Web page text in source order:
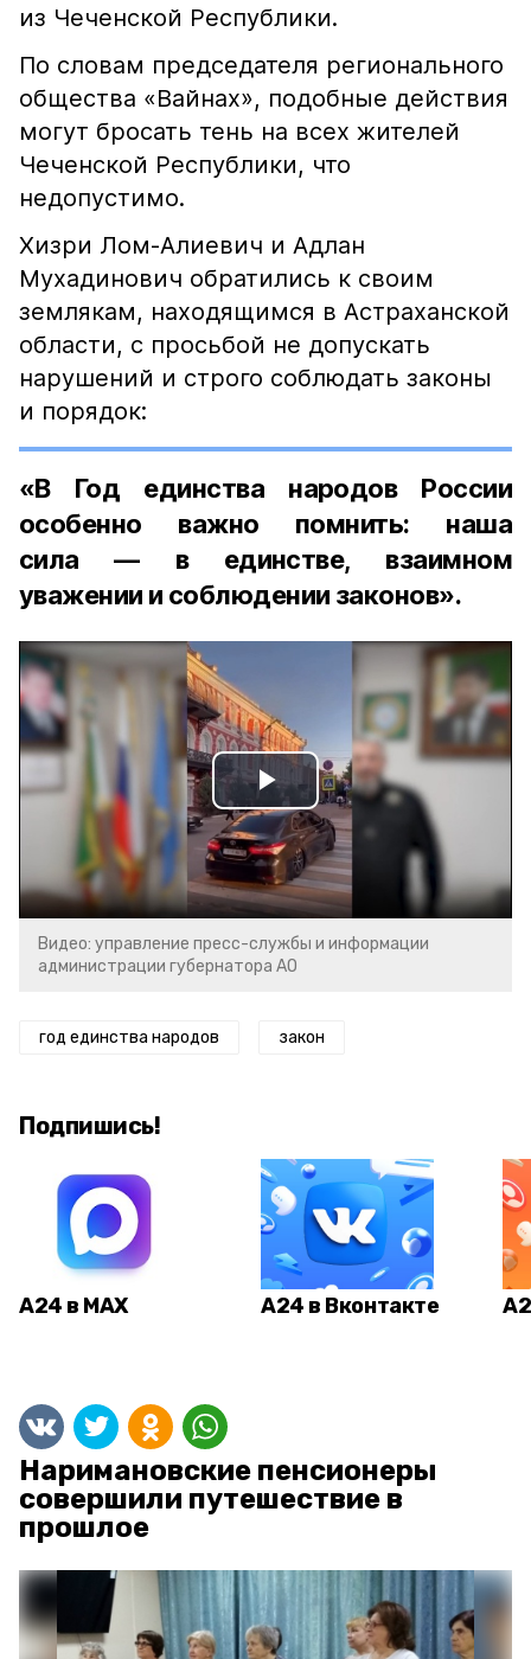
из Чеченской Республики.
По словам председателя регионального
общества «Вайнах», подобные действия
могут бросать тень на всех жителей
Чеченской Республики, что
недопустимо.
Хизри Лом-Алиевич и Адлан
Мухадинович обратились к своим
землякам, находящимся в Астраханской
области, с просьбой не допускать
нарушений и строго соблюдать законы
и порядок:
«В Год единства народов России
особенно важно помнить: наша
сила — в единстве, взаимном
уважении и соблюдении законов».
Play
Video
Видео: управление пресс-службы и информации
администрации губернатора АО
год единства народов закон
Подпишись!
А24 в MAX А24 в Вконтакте
Наримановские пенсионеры
совершили путешествие в
прошлое